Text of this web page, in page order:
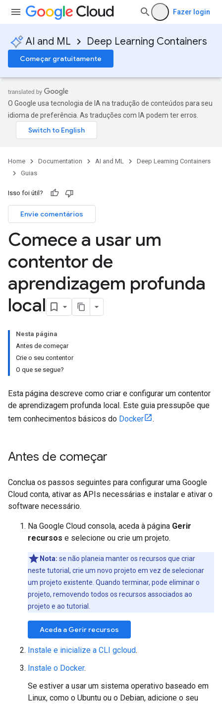
Fazer login
AI and ML Deep Learning Containers
Começar gratuitamente
O Google usa tecnologia de IA na tradução de conteúdos para seu
idioma de preferência. As traduções com IA podem ter erros.
Home Documentation AI and ML
Deep Learning Containers
Guias
Isso foi útil?
Envie comentários
Comece a usar um
contentor de
aprendizagem profunda
local
Nesta página
Antes de começar
Crie o seu contentor
O que se segue?
Esta página descreve como criar e configurar um contentor
de aprendizagem profunda local. Este guia pressupõe que
tem conhecimentos básicos do Docker .
Antes de começar
Conclua os passos seguintes para configurar uma Google
Cloud conta, ativar as APIs necessárias e instalar e ativar o
software necessário.
Na Google Cloud consola, aceda à página Gerir
recursos e selecione ou crie um projeto.
Nota: se não planeia manter os recursos que criar
neste tutorial, crie um novo projeto em vez de selecionar
um projeto existente. Quando terminar, pode eliminar o
projeto, removendo todos os recursos associados ao
projeto e ao tutorial.
Aceda a Gerir recursos
Instale e inicialize a CLI gcloud.
Instale o Docker.
Se estiver a usar um sistema operativo baseado em
Linux, como o Ubuntu ou o Debian, adicione o seu